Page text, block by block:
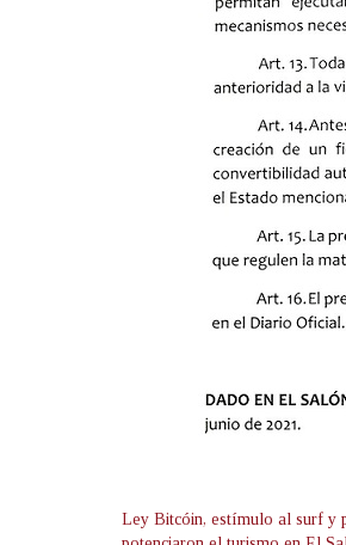
Ley Bitcóin, estímulo al surf y